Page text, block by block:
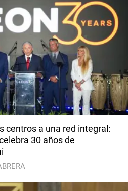
centros a una red integral:
30 años de